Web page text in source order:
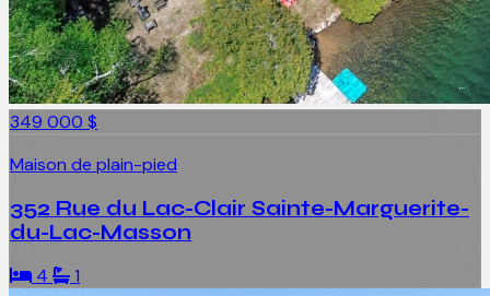
349 000 $
Maison de plain-pied
352 Rue du Lac-Clair Sainte-Marguerite-
du-Lac-Masson
4 1